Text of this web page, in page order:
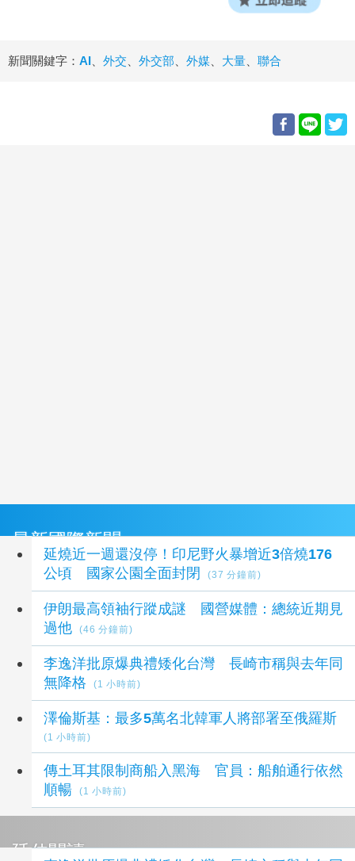
新聞關鍵字： AI 外交 外交部 外媒 大量 聯合
最新國際新聞
延燒近一週還沒停！印尼野火暴增近3倍燒176
公頃 國家公園全面封閉
(37 分鐘前)
伊朗最高領袖行蹤成謎 國營媒體：總統近期見
過他
(46 分鐘前)
李逸洋批原爆典禮矮化台灣 長崎市稱與去年同
無降格
(1 小時前)
澤倫斯基：最多5萬名北韓軍人將部署至俄羅斯
(1 小時前)
傳土耳其限制商船入黑海 官員：船舶通行依然
順暢
(1 小時前)
延伸閱讀